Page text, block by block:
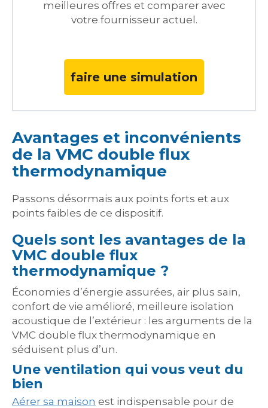
meilleures offres et comparer avec
votre fournisseur actuel.
faire une simulation
Avantages et inconvénients
de la VMC double flux
thermodynamique
Passons désormais aux points forts et aux
points faibles de ce dispositif.
Quels sont les avantages de la
VMC double flux
thermodynamique ?
Économies d’énergie assurées, air plus sain,
confort de vie amélioré, meilleure isolation
acoustique de l’extérieur : les arguments de la
VMC double flux thermodynamique en
séduisent plus d’un.
Une ventilation qui vous veut du
bien
Aérer sa maison est indispensable pour de